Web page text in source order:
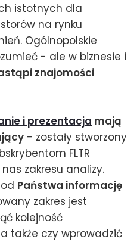
istotnych dla
na rynku
Ogólnopolskie
- ale w biznesie i
znajomości
i prezentacja mają
- zostały stworzony
FLTR
zakresu analizy.
Państwa informację
zakres jest
kolejność
także czy wprowadzić